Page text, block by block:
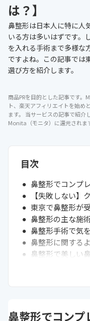
は？】
鼻整形は日本人に特に人
いる方は多いはずです。
を入れる手術まで多様な
ですよね。この記事では
選び方を紹介します。
商品PRを目的とした記事です
ト、楽天アフィリエイトを始め
ます。 当サービスの記事で紹
Monita（モニタ）に還元されま
目次
鼻整形でコンプ
【失敗しない】
東京で鼻整形が
鼻整形の主な施
鼻整形手術で気
鼻整形に関する
鼻整形で美しい
鼻整形でコンプ